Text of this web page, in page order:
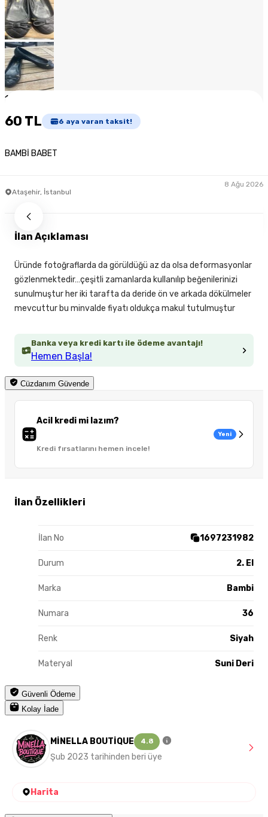
1
60 TL 6 aya varan taksit!
BAMBİ BABET
Ataşehir, İstanbul
8 Ağu 2026
Banka veya kredi kartı ile ödeme avantajı!
Hemen Başla!
Cüzdanım Güvende
Acil kredi mi lazım?
Kredi fırsatlarını hemen incele!
Yeni
İlan Özellikleri
İlan No 1697231982
Durum 2. El
Marka Bambi
Numara 36
Renk Siyah
Materyal Suni Deri
Güvenli Ödeme
Kolay İade
İlan Açıklaması
Üründe fotoğraflarda da görüldüğü az da olsa deformasyonlar
gözlenmektedir…çeşitli zamanlarda kullanılıp beğenilerinizi
sunulmuştur her iki tarafta da deride ön ve arkada dökülmeler
mevcuttur bu minvalde fiyatı oldukça makul tutulmuştur
MİNELLA BOUTİQUE 4.8
Şub 2023 tarihinden beri üye
Harita